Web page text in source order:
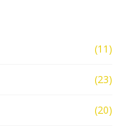
(11)
(23)
(20)